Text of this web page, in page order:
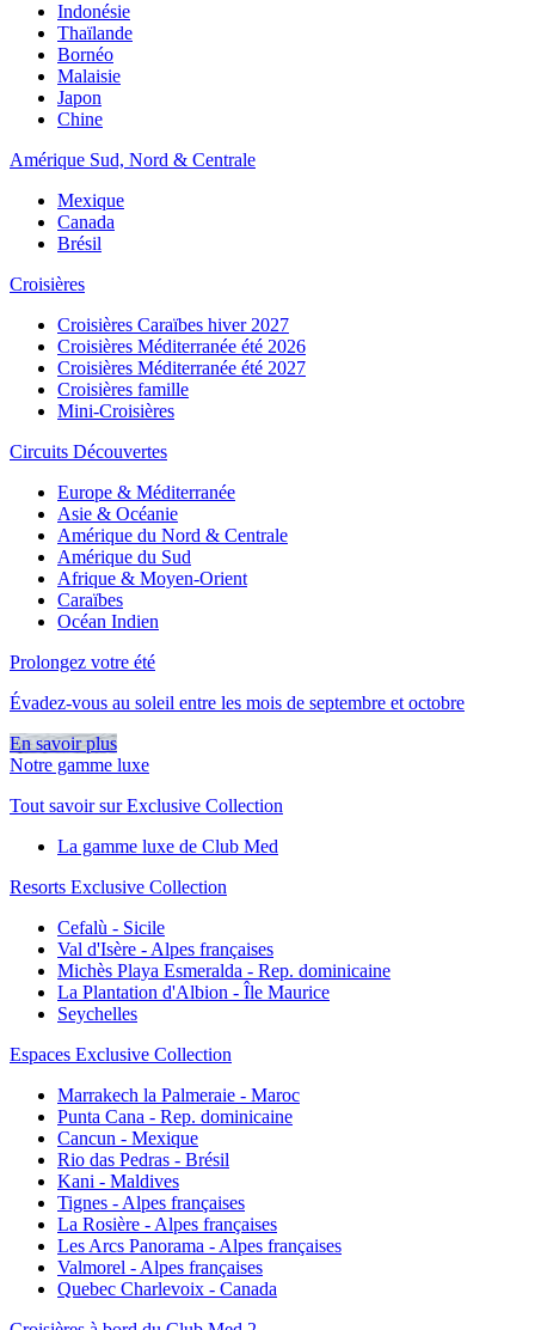
Indonésie
Thaïlande
Bornéo
Malaisie
Japon
Chine
Amérique Sud, Nord & Centrale
Mexique
Canada
Brésil
Croisières
Croisières Caraïbes hiver 2027
Croisières Méditerranée été 2026
Croisières Méditerranée été 2027
Croisières famille
Mini-Croisières
Circuits Découvertes
Europe & Méditerranée
Asie & Océanie
Amérique du Nord & Centrale
Amérique du Sud
Afrique & Moyen-Orient
Caraïbes
Océan Indien
Prolongez votre été
Évadez-vous au soleil entre les mois de septembre et octobre
En savoir plus
Notre gamme luxe
Tout savoir sur Exclusive Collection
La gamme luxe de Club Med
Resorts Exclusive Collection
Cefalù - Sicile
Val d'Isère - Alpes françaises
Michès Playa Esmeralda - Rep. dominicaine
La Plantation d'Albion - Île Maurice
Seychelles
Espaces Exclusive Collection
Marrakech la Palmeraie - Maroc
Punta Cana - Rep. dominicaine
Cancun - Mexique
Rio das Pedras - Brésil
Kani - Maldives
Tignes - Alpes françaises
La Rosière - Alpes françaises
Les Arcs Panorama - Alpes françaises
Valmorel - Alpes françaises
Quebec Charlevoix - Canada